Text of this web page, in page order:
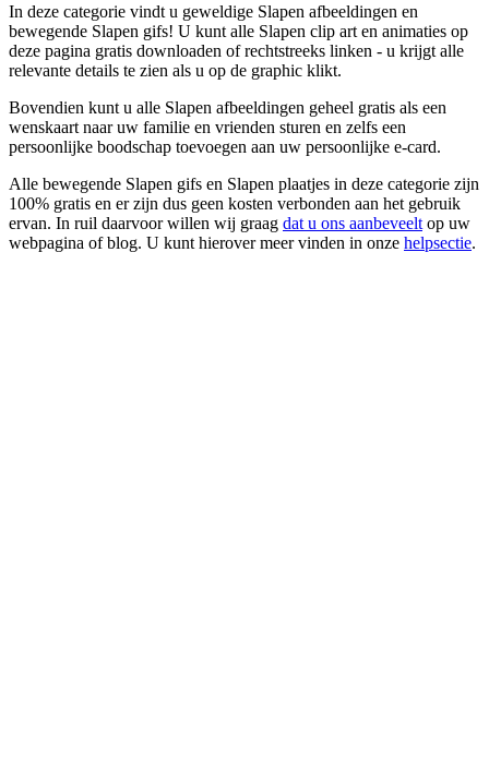
In deze categorie vindt u geweldige Slapen afbeeldingen en
bewegende Slapen gifs! U kunt alle Slapen clip art en animaties op
deze pagina gratis downloaden of rechtstreeks linken - u krijgt alle
relevante details te zien als u op de graphic klikt.
Bovendien kunt u alle Slapen afbeeldingen geheel gratis als een
wenskaart naar uw familie en vrienden sturen en zelfs een
persoonlijke boodschap toevoegen aan uw persoonlijke e-card.
Alle bewegende Slapen gifs en Slapen plaatjes in deze categorie zijn
100% gratis en er zijn dus geen kosten verbonden aan het gebruik
ervan. In ruil daarvoor willen wij graag dat u ons aanbeveelt op uw
webpagina of blog. U kunt hierover meer vinden in onze helpsectie.